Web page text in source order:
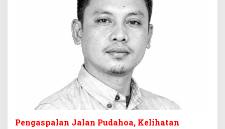
Pengaspalan Jalan Pudahoa, Kelihatan